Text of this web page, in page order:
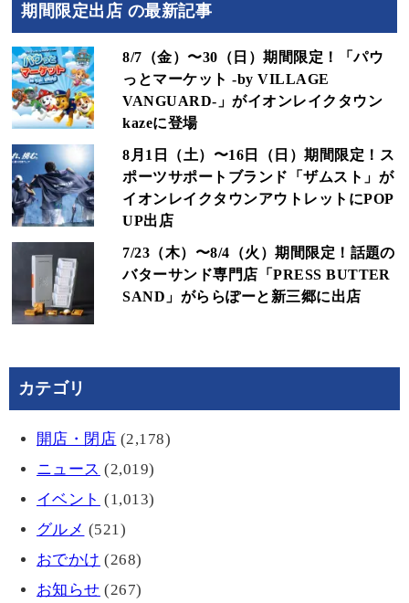
期間限定出店 の最新記事
8/7（金）〜30（日）期間限定！「パウ
っとマーケット -by VILLAGE
VANGUARD-」がイオンレイクタウン
kazeに登場
8月1日（土）〜16日（日）期間限定！ス
ポーツサポートブランド「ザムスト」が
イオンレイクタウンアウトレットにPOP
UP出店
7/23（木）〜8/4（火）期間限定！話題の
バターサンド専門店「PRESS BUTTER
SAND」がららぽーと新三郷に出店
カテゴリ
開店・閉店 (2,178)
ニュース (2,019)
イベント (1,013)
グルメ (521)
おでかけ (268)
お知らせ (267)